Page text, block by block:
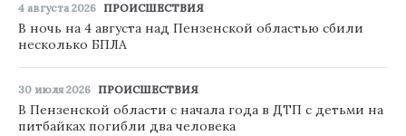
4 августа 2026 ПРОИСШЕСТВИЯ
В ночь на 4 августа над Пензенской областью сбили
несколько БПЛА
30 июля 2026 ПРОИСШЕСТВИЯ
В Пензенской области с начала года в ДТП с детьми на
питбайках погибли два человека